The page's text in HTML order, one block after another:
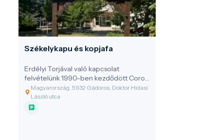
Székelykapu és kopjafa
Erdélyi Torjával való kapcsolat
felvételünk 1990-ben kezdődött Coroi
Artúr akkori polgármesterrel történő
levelezéssel. Az 1990-es
Önkormányzati választást követően
Magyarország, 5932 Gádoros, Doktor Hidasi
László utca